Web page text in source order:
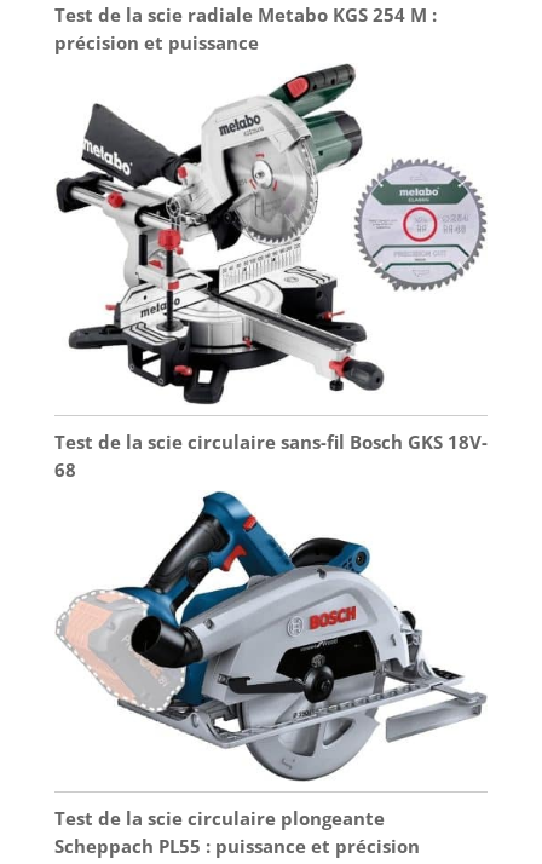
Test de la scie radiale Metabo KGS 254 M :
précision et puissance
Test de la scie circulaire sans-fil Bosch GKS 18V-
68
Test de la scie circulaire plongeante
Scheppach PL55 : puissance et précision